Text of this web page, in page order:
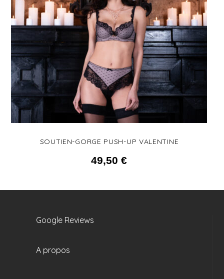
SOUTIEN-GORGE PUSH-UP VALENTINE
49,50€
Google Reviews
A propos